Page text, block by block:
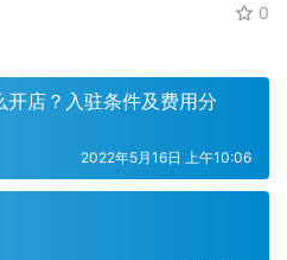
0
店？入驻条件及费用分
2022年5月16日 上午10:06